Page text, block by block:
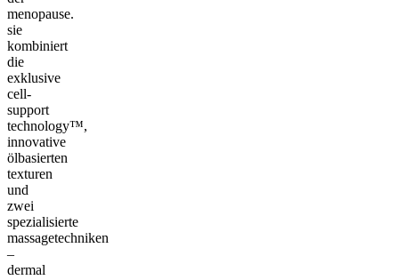
menopause.
sie
kombiniert
die
exklusive
cell-
support
technology™,
innovative
ölbasierten
texturen
und
zwei
spezialisierte
massagetechniken
–
dermal